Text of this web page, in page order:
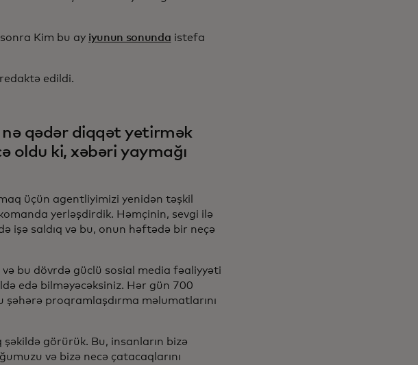
Kim bu ay iyunun sonunda istefa
edildi.
qədər diqqət yetirmək
oldu ki, xəbəri yaymağı
üçün agentliyimizi yenidən təşkil
yerləşdirdik. Həmçinin, sevgi ilə
işə saldıq və bu, onun həftədə bir neçə
və bu dövrdə güclü sosial media fəaliyyəti
edə bilməyəcəksiniz. Hər gün 700
şəhərə proqramlaşdırma məlumatlarını
şəkildə görürük. Bu, insanların bizə
və bizə necə çatacaqlarını